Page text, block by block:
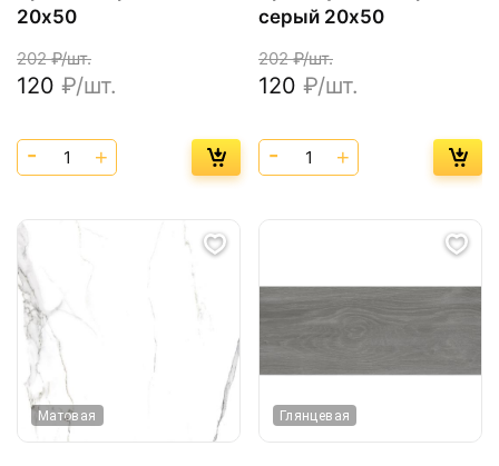
20х50
202₽/шт.
120 ₽/шт.
серый 20х50
202₽/шт.
120 ₽/шт.
Матовая Глянцевая